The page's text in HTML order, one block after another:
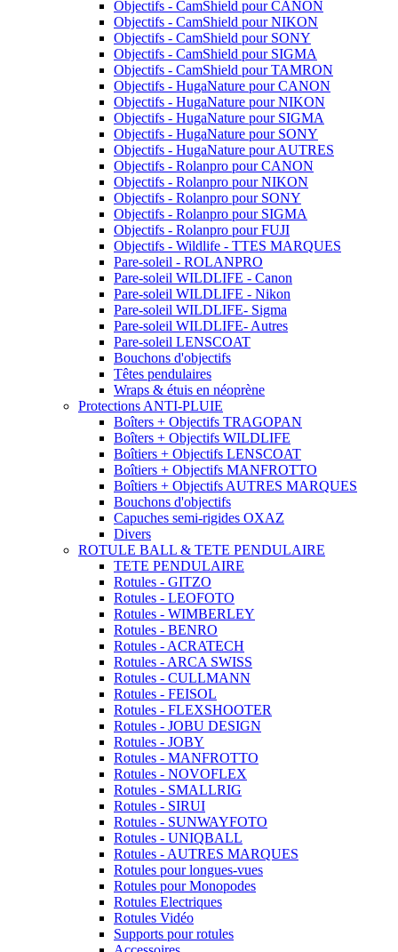
Objectifs - CamShield pour CANON
Objectifs - CamShield pour NIKON
Objectifs - CamShield pour SONY
Objectifs - CamShield pour SIGMA
Objectifs - CamShield pour TAMRON
Objectifs - HugaNature pour CANON
Objectifs - HugaNature pour NIKON
Objectifs - HugaNature pour SIGMA
Objectifs - HugaNature pour SONY
Objectifs - HugaNature pour AUTRES
Objectifs - Rolanpro pour CANON
Objectifs - Rolanpro pour NIKON
Objectifs - Rolanpro pour SONY
Objectifs - Rolanpro pour SIGMA
Objectifs - Rolanpro pour FUJI
Objectifs - Wildlife - TTES MARQUES
Pare-soleil - ROLANPRO
Pare-soleil WILDLIFE - Canon
Pare-soleil WILDLIFE - Nikon
Pare-soleil WILDLIFE- Sigma
Pare-soleil WILDLIFE- Autres
Pare-soleil LENSCOAT
Bouchons d'objectifs
Têtes pendulaires
Wraps & étuis en néoprène
Protections ANTI-PLUIE
Boîters + Objectifs TRAGOPAN
Boîters + Objectifs WILDLIFE
Boîtiers + Objectifs LENSCOAT
Boîtiers + Objectifs MANFROTTO
Boîtiers + Objectifs AUTRES MARQUES
Bouchons d'objectifs
Capuches semi-rigides OXAZ
Divers
ROTULE BALL & TETE PENDULAIRE
TETE PENDULAIRE
Rotules - GITZO
Rotules - LEOFOTO
Rotules - WIMBERLEY
Rotules - BENRO
Rotules - ACRATECH
Rotules - ARCA SWISS
Rotules - CULLMANN
Rotules - FEISOL
Rotules - FLEXSHOOTER
Rotules - JOBU DESIGN
Rotules - JOBY
Rotules - MANFROTTO
Rotules - NOVOFLEX
Rotules - SMALLRIG
Rotules - SIRUI
Rotules - SUNWAYFOTO
Rotules - UNIQBALL
Rotules - AUTRES MARQUES
Rotules pour longues-vues
Rotules pour Monopodes
Rotules Electriques
Rotules Vidéo
Supports pour rotules